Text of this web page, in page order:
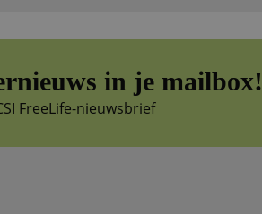
in je mailbox!
FreeLife-nieuwsbrief